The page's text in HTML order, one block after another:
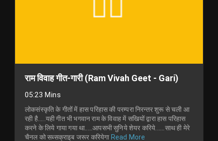
राम विवाह गीत-गारी (Ram Vivah Geet - Gari)
05:23 Mins
लोकसंस्कृति के गीतों में हास परिहास की परम्परा निरन्तर शुरू से चली आ
रही है.....यही गीत भी भगवान राम के विवाह में सखियों द्वारा हास परिहास
करने के लिये गाया गया था.....आपसभी सुनिये शेयर करिये......साथ ही मेरे
चैनल को सब्सक्राइब जरूर करियेगा Read More